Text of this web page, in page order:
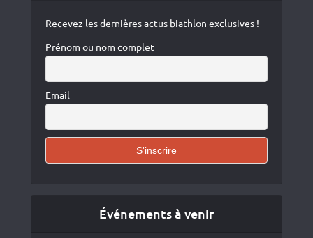
Recevez les dernières actus biathlon exclusives !
Prénom ou nom complet
Email
Événements à venir